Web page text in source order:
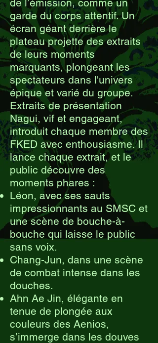
de l’émission, comme un
garde du corps attentif. Un
écran géant derrière le
plateau projette des extraits
de leurs moments
marquants, plongeant les
spectateurs dans l'univers
épique et varié du groupe.
Extraits de présentation
Nagui, vif et engageant,
introduit chaque membre des
FKED avec enthousiasme. Il
lance chaque extrait, et le
public découvre des
moments phares :
Léon, avec ses sauts
impressionnants au SMSC et
une scène de bouche-à-
bouche qui laisse le public
sans voix.
Chang-Jun, dans une scène
de combat intense dans les
douches.
Ahn Ae Jin, élégante en
tenue de plongée aux
couleurs des Aenios,
s’immerge dans les douves